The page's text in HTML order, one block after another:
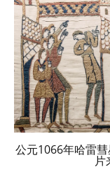
公元1066年哈雷
片